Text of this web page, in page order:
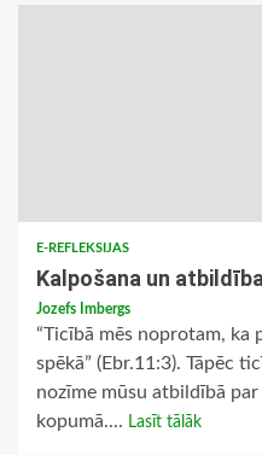
E-REFLEKSIJAS
Kalpošana un atbildība
Jozefs Imbergs
“Ticībā mēs noprotam, ka
spēkā” (Ebr.11:3). Tāpēc
nozīme mūsu atbildībā
kopumā.... Lasīt tālāk